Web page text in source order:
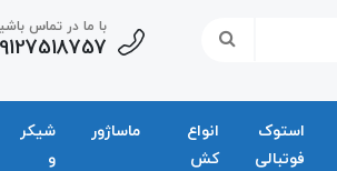
با ما در تماس
استوک
فوتبالی
انواع
کش
ماساژور
شیکر
و